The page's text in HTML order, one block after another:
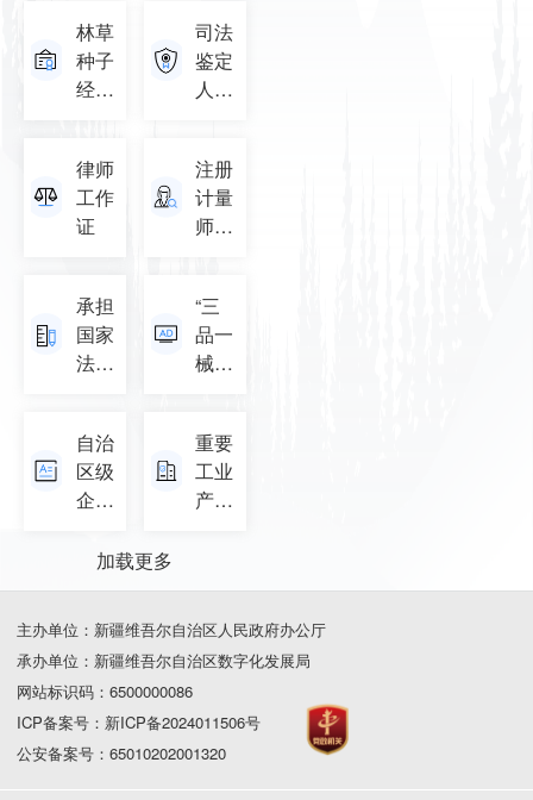
林草
种子
经营
司法
鉴定
人执
律师
工作
证
注册
计量
师信
承担
国家
法定
机构
任务
授权
“三
品一
械”广
息公
示
自治
区级
企业
中心
名单
重要
工业
产品
询
加载更多
主办单位：新疆维吾尔自治区人民政府办公厅
承办单位：新疆维吾尔自治区数字化发展局
网站标识码：6500000086
ICP备案号：新ICP备2024011506号
公安备案号：65010202001320